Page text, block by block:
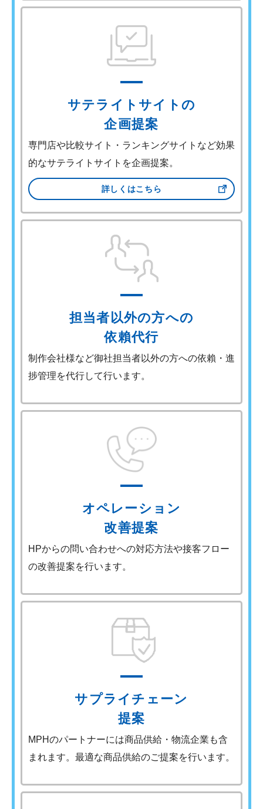
サテライトサイトの
企画提案
専門店や比較サイト・ランキングサイトなど効果
的なサテライトサイトを企画提案。
詳しくはこちら
担当者以外の方への
依賴代行
制作会社様など御社担当者以外の方への依賴・進
捗管理を代行して行います。
オペレーション
改善提案
HPからの問い合わせへの対応方法や接客フロー
の改善提案を行います。
サプライチェーン
提案
MPHのパートナーには商品供給・物流企業も含
まれます。最適な商品供給のご提案を行います。